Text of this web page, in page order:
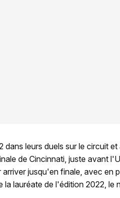
dans leurs duels sur le circuit
de Cincinnati, juste avant
jusqu'en finale, avec en
lauréate de l'édition 2022, le